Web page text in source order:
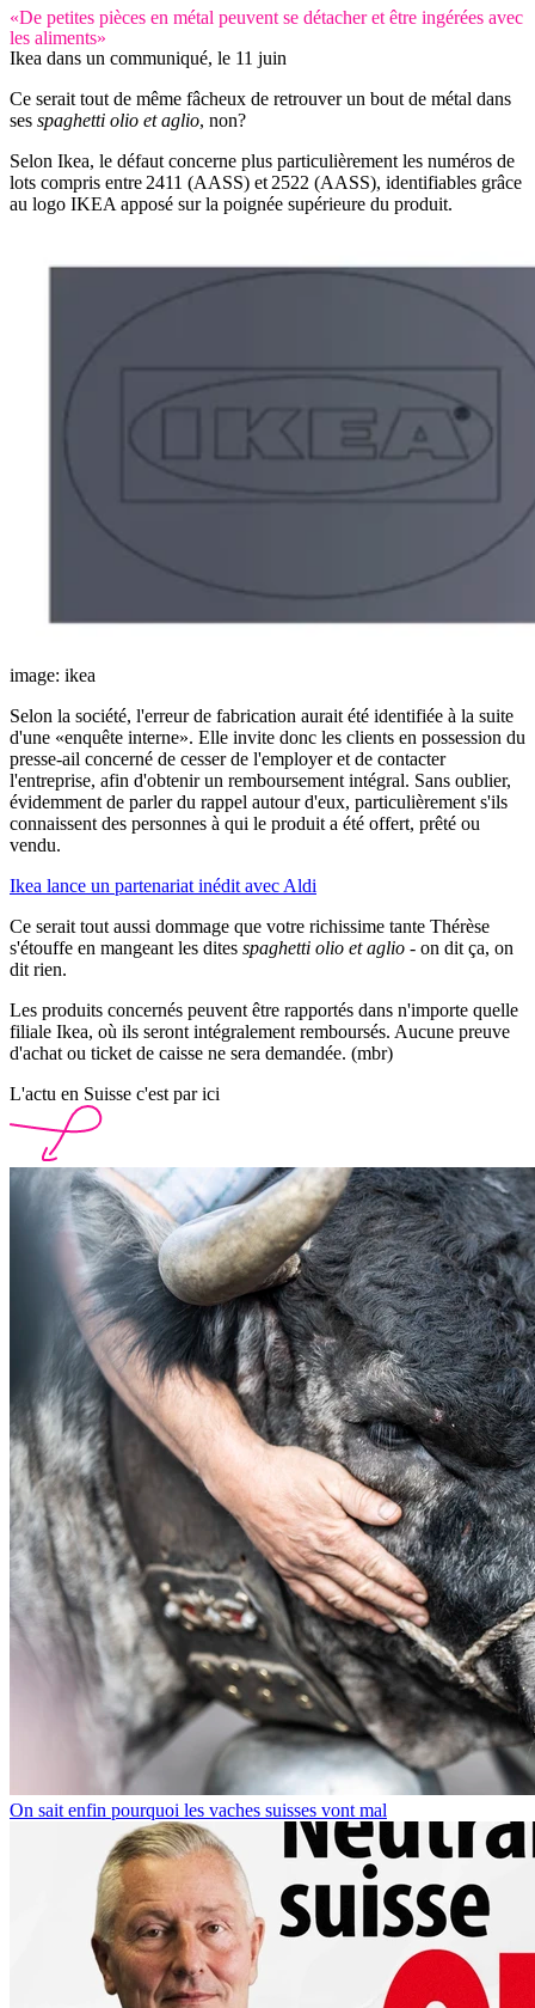
«De petites pièces en métal peuvent se détacher et être ingérées avec
les aliments»
Ikea dans un communiqué, le 11 juin
Ce serait tout de même fâcheux de retrouver un bout de métal dans
ses spaghetti olio et aglio, non?
Selon Ikea, le défaut concerne plus particulièrement les numéros de
lots compris entre 2411 (AASS) et 2522 (AASS), identifiables grâce
au logo IKEA apposé sur la poignée supérieure du produit.
image: ikea
Selon la société, l'erreur de fabrication aurait été identifiée à la suite
d'une «enquête interne». Elle invite donc les clients en possession du
presse-ail concerné de cesser de l'employer et de contacter
l'entreprise, afin d'obtenir un remboursement intégral. Sans oublier,
évidemment de parler du rappel autour d'eux, particulièrement s'ils
connaissent des personnes à qui le produit a été offert, prêté ou
vendu.
Ikea lance un partenariat inédit avec Aldi
Ce serait tout aussi dommage que votre richissime tante Thérèse
s'étouffe en mangeant les dites spaghetti olio et aglio - on dit ça, on
dit rien.
Les produits concernés peuvent être rapportés dans n'importe quelle
filiale Ikea, où ils seront intégralement remboursés. Aucune preuve
d'achat ou ticket de caisse ne sera demandée. (mbr)
L'actu en Suisse c'est par ici
On sait enfin pourquoi les vaches suisses vont mal